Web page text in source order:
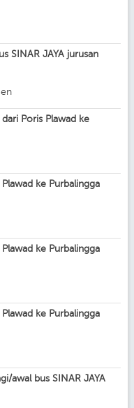
SINAR JAYA jurusan
Poris Plawad ke
ke Purbalingga
ke Purbalingga
ke Purbalingga
awal bus SINAR JAYA